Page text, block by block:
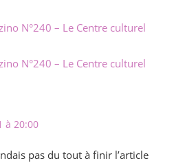
N°240 – Le Centre culturel
N°240 – Le Centre culturel
à 20:00
pas du tout à finir l’article